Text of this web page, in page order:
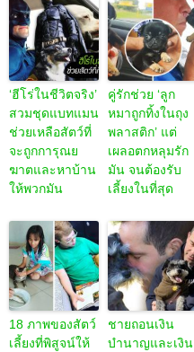
‘ฮีโร่ในชีวิตจริง’
สวมชุดแบทแมน
ช่วยเหลือสัตว์ที่
จะถูกการุณย
ฆาตและหาบ้าน
ให้พวกมัน
คู่รักช่วย ‘ลูก
หมาถูกทิ้งในถุง
พลาสติก’ แต่
เผลอตกหลุมรัก
มัน จนต้องรับ
เลี้ยงในที่สุด
18 ภาพของสัตว์
เลี้ยงที่พิสูจน์ให้
ชายถอนเงิน
บำนาญและเงิน